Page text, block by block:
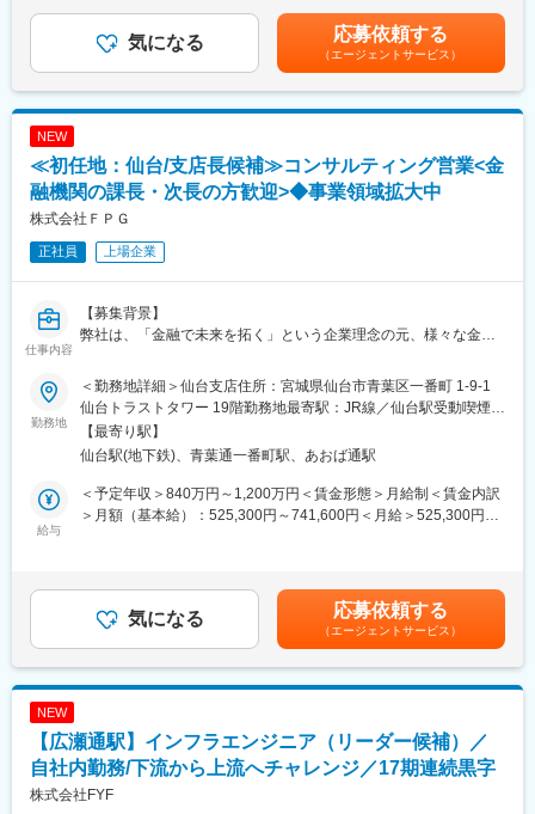
開発設備設計リーダーとしてのキャリアパス等があります。
開発設計業務を通して、磁気記録技術、シミュレーション技術、
電気工学、機械工学などの技術領域の知識を学ぶことができ、専
また、開発設備設計リーダーとしてチームをまとめ業務を実行す
変更の範囲：正社員での採用となるため将来的に別の職務領域や
技術領域に異動の可能性があります
性体を、ナノ粒子レベルで均一に調液し、高分子フィルム上に均
一かつ超平滑に超薄層塗布して膜を形成しています。
データストレージ用磁気テープメディアの開発途上で発生する課
◇装置ハード回路設計、PLCを用いた装置制御に関わる業務
◇開発・生産工程で使用する新規設備開発に伴う設計業務、設備
要素技術開発、プロセス開発を担当
を活用した設備設計・製作
■想定ポジション
して経験を積んで頂きます。
ジョブアサインは、ご本人の経験値、理解度、適性等を考慮し、
無理ない範囲で行います。
■職場の環境
職場メンバーは60名程度で、幅広い年齢層が活躍しています。フ
ラットな組織で、年齢に関係なく自由闊達に意見交換でき、相談
■描けるキャリアパス
開発設計業務を通して、磁気記録技術、シミュレーション技術、
門性の向上が可能です。
変更の範囲：正社員での採用となるため将来的に別の職務領域や
技術領域に異動の可能性があります
の役割・実績に応じ改定。ただし、役割に大きな変動が生じた場
合は随時見直しあり。■賞与：年2回（6月、12月）※会社業績や個
人評価等に応じて変動します。賃金はあくまでも目安の金額であ
り、選考を通じて上下する可能性があります。月給(月額)は固定手
当を含めた表記です。
気になる 応募依頼する
（エージェントサービス）
NEW
≪初任地：仙台/支店長候補≫コンサルティング営業<金
融機関の課長・次長の方歓迎>◆事業領域拡大中
株式会社ＦＰＧ
正社員 上場企業
仕事内容
【募集背景】
弊社は、「金融で未来を拓く」という企業理念の元、様々な金融
す。顧客ニーズに合った商品とその提案力が高く評価され、売
上、営業利益ともに数倍ペースでの成長を遂げております。
独立系金融企業のため、意思決定スピードが速く、効率の良い組
織体制を構築しており、ワークライフバランスも大切にしている
カルチャーです。更なる事業成長のため、全国14拠点を起点とし
たシェア確保／向上を目指しておりますが、各拠点で中核を担う
役割の重要性が社内でも増していることから、管理職として新た
にお迎えすることとなりました。
支店長候補として入社後はまず営業をご担当いただき、近い将来
には本社もしくは支店全体の営業マネジメントをお任せする予定
です。
・会計事務所新規開拓
・条件交渉（対顧客（投資家）、対紹介者）
・社内管理担当部署と連携の上、既存案件の管理
勤務地
＜勤務地詳細＞仙台支店住所：宮城県仙台市青葉区一番町 1-9-1
仙台トラストタワー 19階勤務地最寄駅：JR線／仙台駅受動喫煙対
策：屋内全面禁煙変更の範囲：会社の定める事業所
【最寄り駅】
仙台駅(地下鉄)、青葉通一番町駅、あおば通駅
給与
＜予定年収＞840万円～1,200万円＜賃金形態＞月給制＜賃金内訳
＞月額（基本給）：525,300円～741,600円＜月給＞525,300円～
拠点長/年収1,236万円拠点長クラス: 50代/支店長/年収1,436万円賃
金はあくまでも目安の金額であり、選考を通じて上下する可能性
があります。月給(月額)は固定手当を含めた表記です。
気になる 応募依頼する
（エージェントサービス）
NEW
【広瀬通駅】インフラエンジニア（リーダー候補）／
自社内勤務/下流から上流へチャレンジ／17期連続黒字
株式会社FYF